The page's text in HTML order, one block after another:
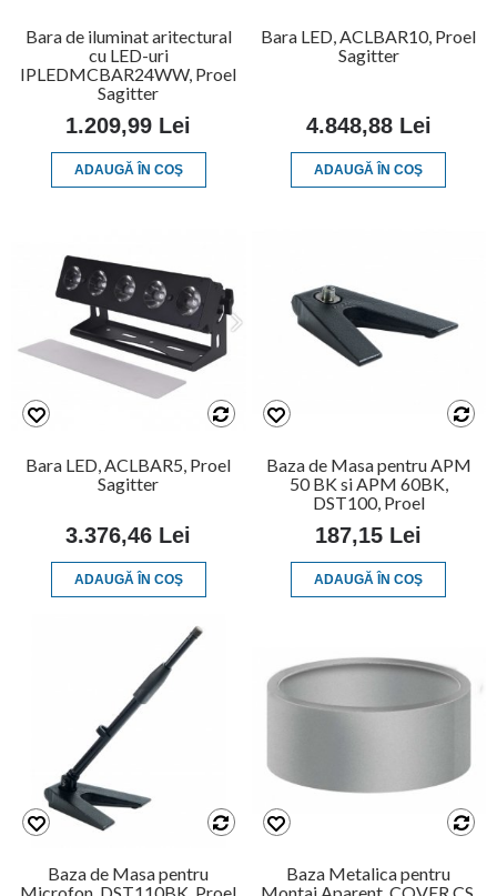
Bara de iluminat aritectural
cu LED-uri
IPLEDMCBAR24WW, Proel
Sagitter
1.209,99 Lei
ADAUGĂ ÎN COŞ
Bara LED, ACLBAR10, Proel
Sagitter
4.848,88 Lei
ADAUGĂ ÎN COŞ
Bara LED, ACLBAR5, Proel
Sagitter
3.376,46 Lei
ADAUGĂ ÎN COŞ
Baza de Masa pentru APM
50 BK si APM 60BK,
DST100, Proel
187,15 Lei
ADAUGĂ ÎN COŞ
Baza de Masa pentru
Baza Metalica pentru